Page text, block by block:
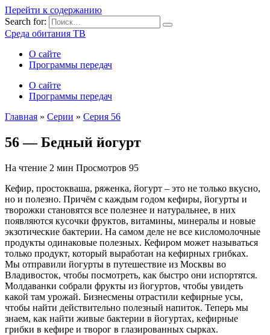
Перейти к содержанию
Search for:
Среда обитания ТВ
О сайте
Программы передач
О сайте
Программы передач
Главная » Серии » Серия 56
56 — Бедный йогурт
На чтение 2 мин Просмотров 95
Кефир, простокваша, ряженка, йогурт – это не только вкусно,
но и полезно. Причём с каждым годом кефиры, йогурты и
творожки становятся все полезнее и натуральнее, в них
появляются кусочки фруктов, витамины, минералы и новые
экзотические бактерии. На самом деле не все кисломолочные
продукты одинаковые полезных. Кефиром может называться
только продукт, который выработан на кефирных грибках.
Мы отправили йогурты в путешествие из Москвы во
Владивосток, чтобы посмотреть, как быстро они испортятся.
Молдаванки собрали фрукты из йогуртов, чтобы увидеть
какой там урожай. Бизнесмены отрастили кефирные усы,
чтобы найти действительно полезный напиток. Теперь мы
знаем, как найти живые бактерии в йогуртах, кефирные
грибки в кефире и творог в глазированных сырках.